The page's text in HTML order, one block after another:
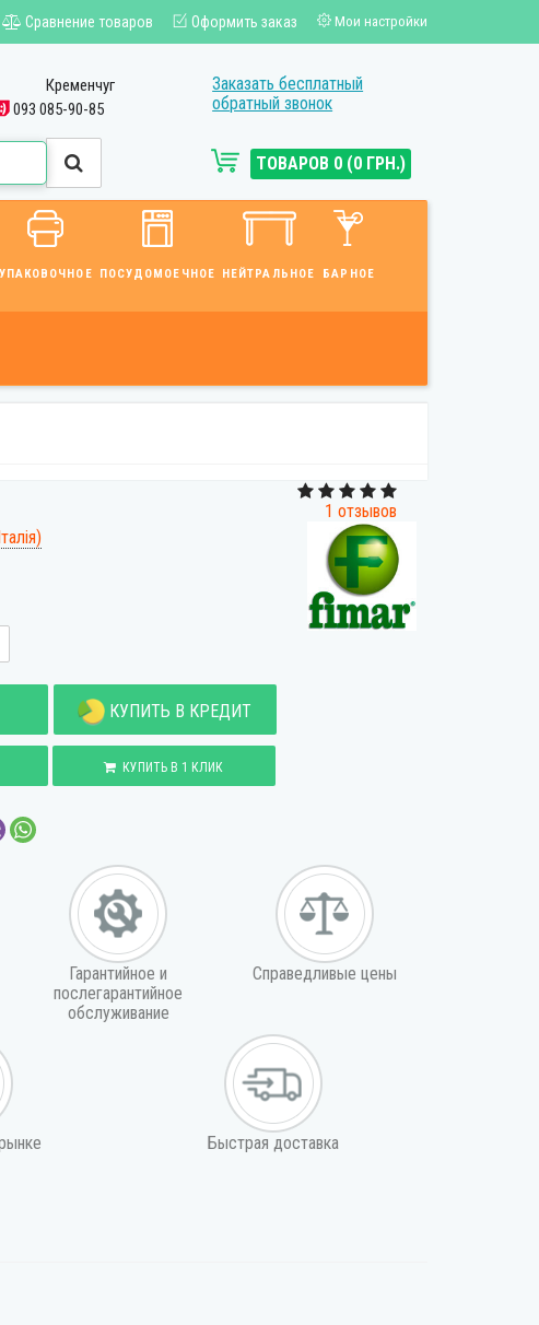
Сравнение товаров Оформить заказ Мои настройки
Кременчуг
093 085-90-85
Заказать бесплатный
обратный звонок
ТОВАРОВ 0 (0 ГРН.)
УПАКОВОЧНОЕ ПОСУДОМОЕЧНОЕ НЕЙТРАЛЬНОЕ БАРНОЕ
1 отзывов
КУПИТЬ В КРЕДИТ
КУПИТЬ В 1 КЛИК
Гарантийное и
послегарантийное
обслуживание
Справедливые цены
Быстрая доставка